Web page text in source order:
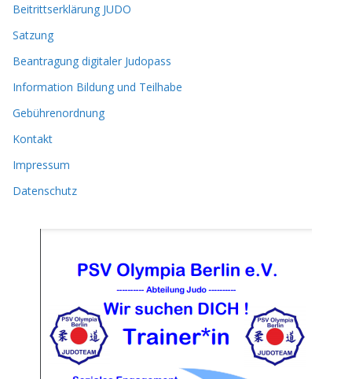
Beitrittserklärung JUDO
Satzung
Beantragung digitaler Judopass
Information Bildung und Teilhabe
Gebührenordnung
Kontakt
Impressum
Datenschutz